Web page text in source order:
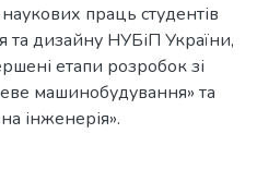
праць студентів
та дизайну НУБіП України,
етапи розробок зі
машинобудування» та
інженерія».